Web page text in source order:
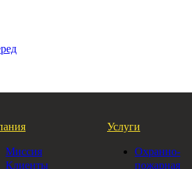
Миссия
Клиенты
Услуги
Охранно-
пожарная